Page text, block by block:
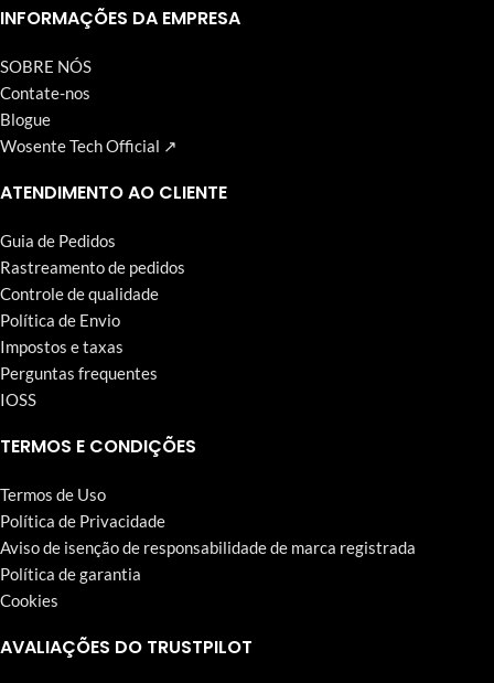
Wosente-tech vem perseguindo incansavelmente.
INFORMAÇÕES DA EMPRESA
SOBRE NÓS
Contate-nos
Blogue
Wosente Tech Official ↗
ATENDIMENTO AO CLIENTE
Guia de Pedidos
Rastreamento de pedidos
Controle de qualidade
Política de Envio
Impostos e taxas
Perguntas frequentes
IOSS
TERMOS E CONDIÇÕES
Termos de Uso
Política de Privacidade
Aviso de isenção de responsabilidade de marca registrada
Política de garantia
Cookies
AVALIAÇÕES DO TRUSTPILOT